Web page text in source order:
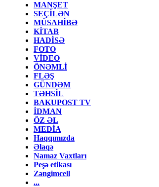
MANŞET
SEÇİLƏN
MÜSAHİBƏ
KİTAB
HADİSƏ
FOTO
VİDEO
ÖNƏMLİ
FLƏŞ
GÜNDƏM
TƏHSİL
BAKUPOST TV
İDMAN
ÖZ ƏL
MEDİA
Haqqımızda
Əlaqə
Namaz Vaxtları
Peşə etikası
Zəngimcell
...